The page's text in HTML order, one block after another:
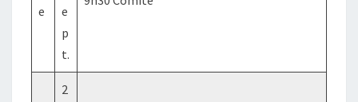
e
e
p
t.
2